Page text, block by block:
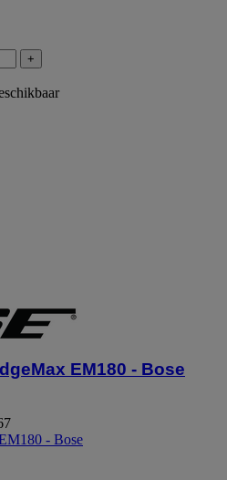
+
EM180 - Bose
- Bose